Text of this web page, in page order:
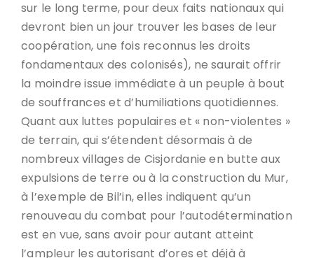
sur le long terme, pour deux faits nationaux qui
devront bien un jour trouver les bases de leur
coopération, une fois reconnus les droits
fondamentaux des colonisés), ne saurait offrir
la moindre issue immédiate à un peuple à bout
de souffrances et d’humiliations quotidiennes.
Quant aux luttes populaires et « non-violentes »
de terrain, qui s’étendent désormais à de
nombreux villages de Cisjordanie en butte aux
expulsions de terre ou à la construction du Mur,
à l’exemple de Bil’in, elles indiquent qu’un
renouveau du combat pour l’autodétermination
est en vue, sans avoir pour autant atteint
l’ampleur les autorisant d’ores et déjà à